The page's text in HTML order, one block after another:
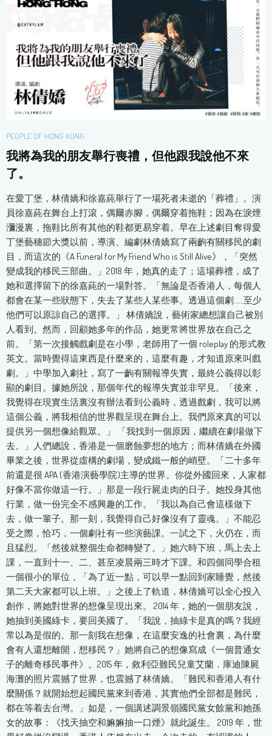
PEOPLE OF HONG KONG
我將為我的朋友舉行喪禮，但他跟我說他不來
了。
在愛丁堡，林倩嬌和徐嘉蒓舉行了一場死者未逝的「葬禮」。演
員徐嘉蒓在舞台上打滾，偶爾赤腳，偶爾穿着拖鞋；因為在淚煙
瀰漫裏，拖鞋比所有其他的鞋都更易穿着。早在上述劇目奪得愛
丁堡藝穗節大獎以前，導演、編劇林倩嬌寫了兩齣有關移民的劇
目，而這次的《A Funeral for My Friend Who is Still Alive》，「突然
變成我的移民三部曲。」2018 年，她真的走了；這場葬禮，成了
她和選擇留下的徐嘉蒓的一場對答。「無論是否香港人，每個人
都會在某一些狀態下，失去了某些人某些事。透過這個劇……至少
他們可以原諒自己的選擇。」 林倩嬌說，藝術家總想讓自己被別
人看到。然而，回顧她多年的作品，她更常將世界放在自己之
前。「第一次接觸戲劇是在小學，老師用了一個 roleplay 的形式教
英文。當時覺得這東西是什麼來的，這麼有趣，才知道原來叫戲
劇。」中學加入劇社，寫了一齣有關報導失實，最終公義得以彰
顯的劇目。據她所說，那個年代的報導失實並非罕見。「後來，
我覺得在現實生活裏沒有辦法看到公義時，透過戲劇，我可以將
這個公義，將我相信的世界觀呈現在舞台上。我們原來真的可以
提供另一個想像給觀眾。」 「我找到一個原因，繼續在劇場做下
去。」人們總說，香港是一個磨蝕夢想的地方；而林倩嬌在外國
畢業之後，世界從虛構的劇場，變成鐵一般的峭壁。「二十多年
前還是很 APA (香港演藝學院)主導的世界。你從外國回來，人家都
好像不當你做這一行。」那是一段行屍走肉的日子。她投身其他
行業，做一份完全不感興趣的工作。「我以為自己會這樣做下
去，做一輩子。那一刻，我覺得自己好像沒有了靈魂。」不能忍
受之際，恰巧，一個劇社有一些演藝課。一試之下，火仍在，而
且猛烈。「然後就整個生命都轉變了。」她六時下班，馬上去上
課，一直到十一、二、甚至凌晨兩三時才下課。和四個同學合租
一個很小的單位，「為了近一點，可以早一點回到家睡覺，然後
第二天大家都可以上班。」之後上了軌道，林倩嬌可以全心投入
創作，將她對世界的想像呈現出來。 2014 年，她的一個朋友說，
她抽到美國綠卡，要回美國了。「我說，抽綠卡是真的嗎？我經
常以為是假的。那一刻我在想像，在這麼安逸的社會裏，為什麼
會有人還想離開，想移民？」她將自己的想像寫成《一個普通女
子的離奇移民事件》。2015 年，敘利亞難民兒童艾蘭．庫迪陳屍
海灘的照片震撼了世界，也震撼了林倩嬌。「難民和香港人有什
麼關係？就開始想起國民黨來到香港，其實他們全部都是難民，
都在等着去台灣。」如是，一個講述調景嶺國民黨女餘黨和她孫
女的故事：《找天抽空和嫲嫲抽一口煙》就此誕生。 2019 年，世